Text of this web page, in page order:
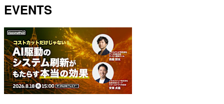
EVENTS